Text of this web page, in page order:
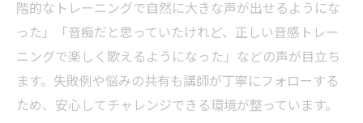
階的なトレーニングで自然に大きな声が出せるようにな
った」「音痴だと思っていたけれど、正しい音感トレー
ニングで楽しく歌えるようになった」などの声が目立ち
ます。失敗例や悩みの共有も講師が丁寧にフォローする
ため、安心してチャレンジできる環境が整っています。